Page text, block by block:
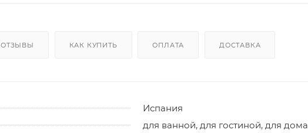
ОТЗЫВЫ КАК КУПИТЬ ОПЛАТА ДОСТАВКА
Испания
для ванной, для гостиной, для дома